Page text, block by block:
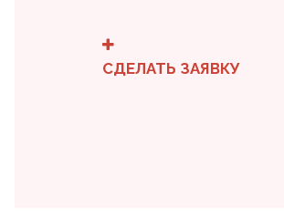
СДЕЛАТЬ ЗАЯВКУ